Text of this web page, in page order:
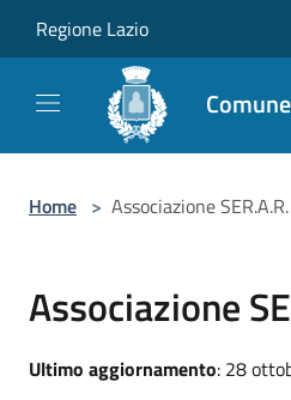
Regione Lazio
Home > Associazione SER.A.R.
Associazione
Ultimo aggiornamento: 28